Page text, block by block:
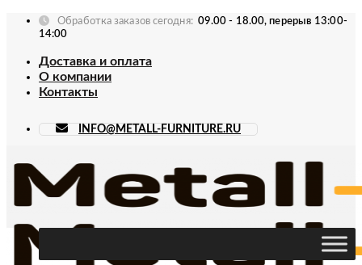
Skip
Обработка заказов сегодня: 09.00 - 18.00, перерыв 13:00-
14:00
Доставка и оплата
О компании
Контакты
INFO@METALL-FURNITURE.RU